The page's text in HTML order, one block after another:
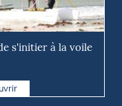
s'initier à la voile